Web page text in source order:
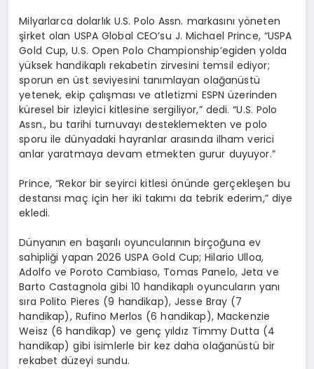
Milyarlarca dolarlık U.S. Polo Assn. markasını yöneten
şirket olan USPA Global CEO’su J. Michael Prince, “USPA
Gold Cup, U.S. Open Polo Championship’egiden yolda
yüksek handikaplı rekabetin zirvesini temsil ediyor;
sporun en üst seviyesini tanımlayan olağanüstü
yetenek, ekip çalışmasıve atletizmi ESPNüzerinden
küresel bir izleyici kitlesine sergiliyor,” dedi. “U.S. Polo
Assn., bu tarihi turnuvayı desteklemekten ve polo
sporu ile dünyadaki hayranlar arasında ilham verici
anlar yaratmaya devam etmekten gurur duyuyor.”
Prince, “Rekor bir seyirci kitlesiönünde gerçekleşen bu
destansı maç için her iki takımı da tebrik ederim,” diye
ekledi.
Dünyanın en başarılı oyuncularının birçoğuna ev
sahipliği yapan 2026 USPA Gold Cup;Hilario Ulloa,
Adolfo vePoroto Cambiaso, Tomas Panelo, Jeta ve
Barto Castagnola gibi 10 handikaplı oyuncuların yanı
sıra Polito Pieres (9 handikap), Jesse Bray (7
handikap), Rufino Merlos (6 handikap), Mackenzie
Weisz (6 handikap) ve genç yıldız Timmy Dutta (4
handikap) gibi isimlerle bir kez daha olağanüstü bir
rekabet düzeyi sundu.